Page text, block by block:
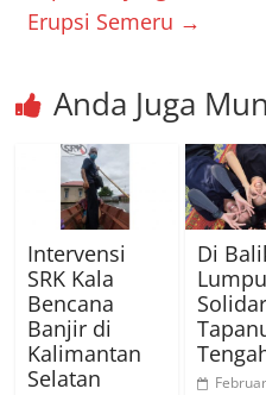
Erupsi Semeru →
Anda Juga
Intervensi
SRK Kala
Bencana
Banjir di
Kalimantan
Selatan
Di